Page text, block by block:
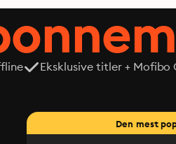
Eksklusive titler + Mofibo
Den mest